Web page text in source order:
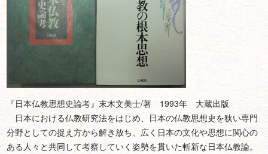
『日本仏教思想史論考』末木文美士/著 1993年 大蔵出版
日本における仏教研究法をはじめ、日本の仏教思想史を狭い専門
分野としての捉え方から解き放ち、広く日本の文化や思想に関心の
ある人々と共同して考察していく姿勢を貫いた斬新な日本仏教論。